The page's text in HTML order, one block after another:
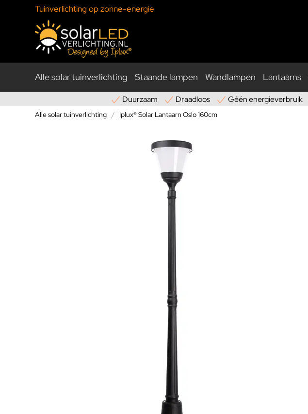
Tuinverlichting op zonne-energie
Alle solar tuinverlichting Staande lampen Wandlampen Lantaarns
Duurzaam Draadloos Géén energieverbruik
Alle solar tuinverlichting Iplux® Solar Lantaarn Oslo 160cm